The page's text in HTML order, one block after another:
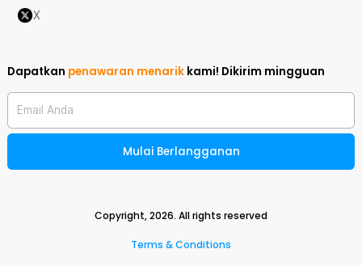
X
Dapatkan penawaran menarik kami! Dikirim mingguan
Email Anda
Mulai Berlangganan
Copyright,2026. All rights reserved
Terms & Conditions